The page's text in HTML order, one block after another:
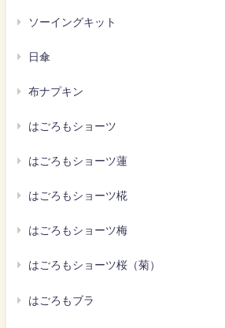
ソーイングキット
日傘
布ナプキン
はごろもショーツ
はごろもショーツ蓮
はごろもショーツ椛
はごろもショーツ梅
はごろもショーツ桜（菊）
はごろもブラ